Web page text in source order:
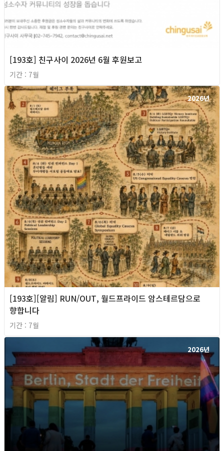
[193호] 친구사이 2026년 6월 후원보고
기간 : 7월
2026년
[193호][알림] RUN/OUT, 월드프라이드 암스테르담으로
향합니다
기간 : 7월
2026년